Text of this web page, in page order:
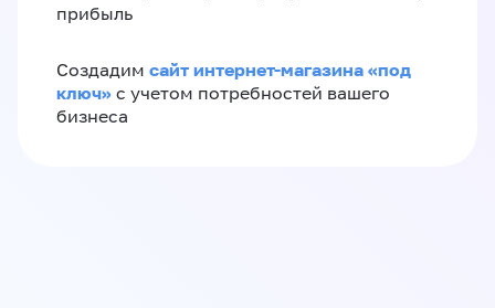
прибыль
Создадим сайт интернет-магазина «под
ключ» с учетом потребностей вашего
бизнеса